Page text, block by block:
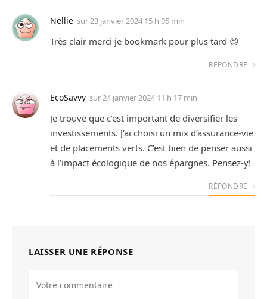
Nellie sur23 janvier 2024 15 h 05 min
Très clair merci je bookmark pour plus tard 😉
RÉPONDRE
EcoSavvy sur24 janvier 2024 11 h 17 min
Je trouve que c’est important de diversifier les
investissements. J’ai choisi un mix d’assurance-vie
et de placements verts. C’est bien de penser aussi
à l’impact écologique de nos épargnes. Pensez-y!
RÉPONDRE
LAISSER UNE RÉPONSE